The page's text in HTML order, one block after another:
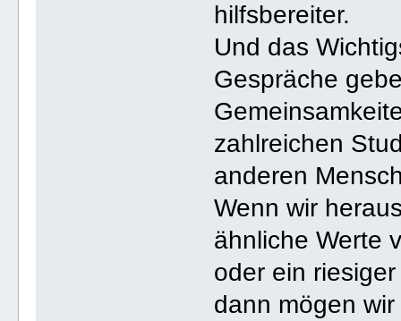
hilfsbereiter.
Und das
Gespräche
zahlreichen
anderen
Wenn wir
ähnliche Werte
oder ein
dann mögen